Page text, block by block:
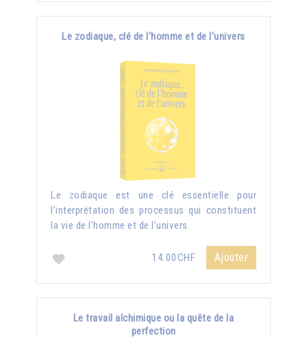
Le zodiaque, clé de l'homme et de l'univers
Le zodiaque est une clé essentielle pour
l’interprétation des processus qui constituent
la vie de l’homme et de l’univers.
14.00CHF Ajouter
Le travail alchimique ou la quête de la
perfection